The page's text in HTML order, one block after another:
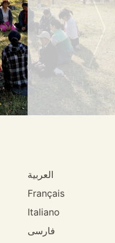
العربية
Français
Italiano
فارسی